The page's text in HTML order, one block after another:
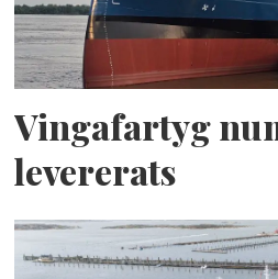
Vingafartyg
levererats